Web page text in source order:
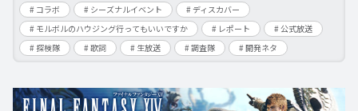
コラボ
シーズナルイベント
ディスカバー
モルボルのハウジング行ってもいいですか
レポート
公式放送
探検隊
歌詞 生放送 調査隊 開発ネタ